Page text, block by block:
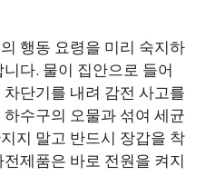
행동 요령을 미리 숙지하
다. 물이 집안으로 들어
단기를 내려 감전 사고를
수구의 오물과 섞여 세균
지 말고 반드시 장갑을 착
제품은 바로 전원을 켜지